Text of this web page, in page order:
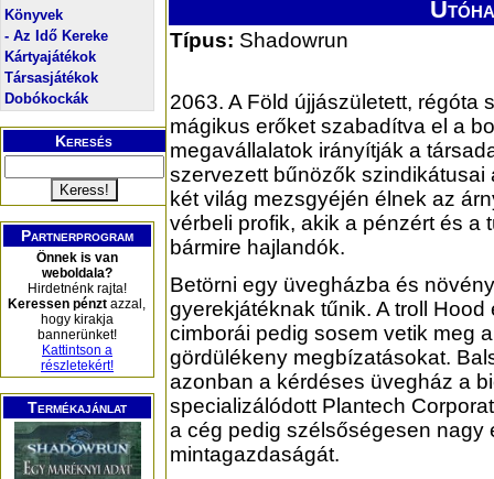
Könyvek
- Az Idő Kereke
Kártyajátékok
Társasjátékok
Dobókockák
Keresés
Partnerprogram
Önnek is van
weboldala?
Hirdetnénk rajta!
Keressen pénzt azzal,
hogy kirakja
bannerünket!
Kattintson a
részletekért!
Termékajánlat
Típus: Shadowrun
2063. A Föld újjászületett, régóta
mágikus erőket szabadítva el a
megavállalatok irányítják a
szervezett bűnözők szindikátusai
két világ mezsgyéjén élnek az
vérbeli profik, akik a pénzért és a
bármire hajlandók.
Betörni egy üvegházba és
gyerekjátéknak tűnik. A troll
cimborái pedig sosem vetik meg
gördülékeny megbízatásokat.
azonban a kérdéses üvegház a
specializálódott Plantech
a cég pedig szélsőségesen nagy
mintagazdaságát.